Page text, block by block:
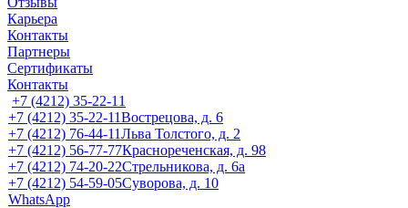
Карьера
Контакты
Партнеры
Сертификаты
Контакты
+7 (4212) 35-22-11
+7 (4212) 35-22-11Вострецова, д. 6
+7 (4212) 76-44-11Льва Толстого, д. 2
+7 (4212) 56-77-77Краснореченская, д. 98
+7 (4212) 74-20-22Стрельникова, д. 6а
+7 (4212) 54-59-05Суворова, д. 10
WhatsApp